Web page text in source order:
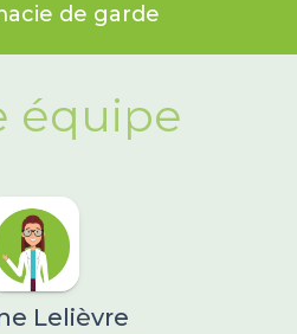
de garde
équipe
Lelièvre